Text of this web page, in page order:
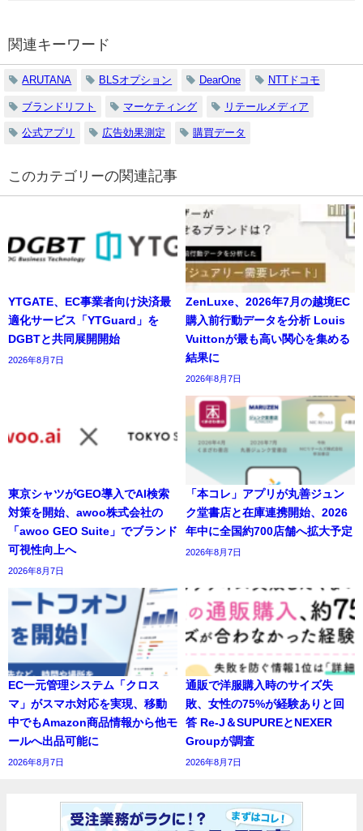
関連キーワード
ARUTANA BLSオプション DearOne NTTドコモ
ブランドリフト マーケティング リテールメディア
公式アプリ 広告効果測定 購買データ
の関連記事
YTGATE、EC事業者向け決済最
適化サービス「YTGuard」を
DGBTと共同展開開始
2026年8月7日
ZenLuxe、2026年7月の越境EC
購入前行動データを分析 Louis
Vuittonが最も高い関心を集める
結果に
2026年8月7日
東京シャツがGEO導入でAI検索
対策を開始、awoo株式会社の
「awoo GEO Suite」でブランド
可視性向上へ
2026年8月7日
「本コレ」アプリが丸善ジュン
ク堂書店と在庫連携開始、2026
年中に全国約700店舗へ拡大予定
2026年8月7日
EC一元管理システム「クロス
マ」がスマホ対応を実現、移動
中でもAmazon商品情報から他モ
ールへ出品可能に
2026年8月7日
通販で洋服購入時のサイズ失
敗、女性の75%が経験ありと回
答 Re-J＆SUPUREとNEXER
Groupが調査
2026年8月7日